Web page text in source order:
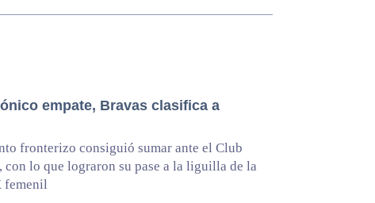
empate, Bravas clasifica a
fronterizo consiguió sumar ante el Club
con lo que lograron su pase a la liguilla de la
femenil